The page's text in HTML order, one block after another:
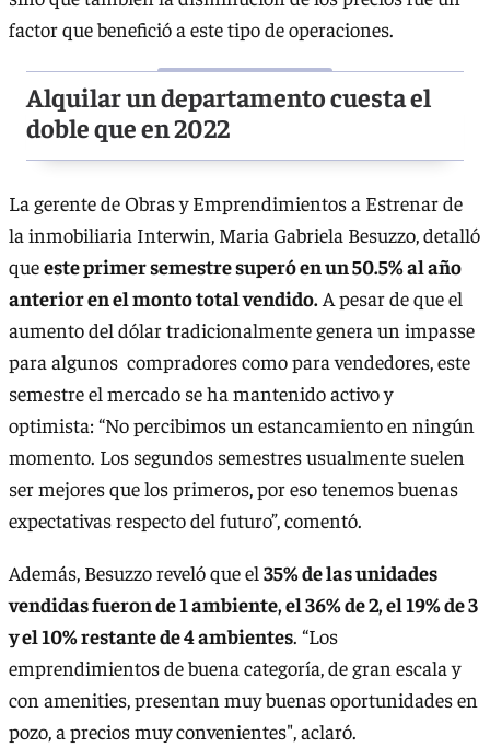
factor que benefició a este tipo de operaciones.
Alquilar un departamento cuesta el
doble que en 2022
La gerente de Obras y Emprendimientos a Estrenar de
la inmobiliaria Interwin, Maria Gabriela Besuzzo, detalló
queeste primer semestre superó en un 50.5% al año
anterior en el monto total vendido. A pesar de que el
aumento del dólar tradicionalmente genera un impasse
para algunos compradores como para vendedores, este
semestre el mercado se ha mantenido activo y
optimista: “No percibimos un estancamiento en ningún
momento. Los segundos semestres usualmente suelen
ser mejores que los primeros, por eso tenemos buenas
expectativas respecto del futuro”, comentó.
Además, Besuzzo reveló que el 35% de las unidades
vendidas fueron de 1 ambiente, el 36% de 2, el 19% de 3
y el 10% restante de 4 ambientes. “Los
emprendimientos de buena categoría, de gran escala y
con amenities, presentan muy buenas oportunidades en
pozo, a precios muy convenientes", aclaró.